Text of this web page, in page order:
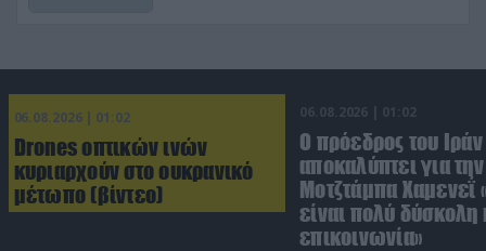
06.08.2026 | 01:02
Drones οπτικών ινών
κυριαρχούν στο ουκρανικό
μέτωπο (βίντεο)
06.08.2026 | 01:02
Ο πρόεδρος του Ιράν
αποκαλύπτει για
Μοτζτάμπα Χαμενεΐ
είναι πολύ δύσκολη
επικοινωνία»